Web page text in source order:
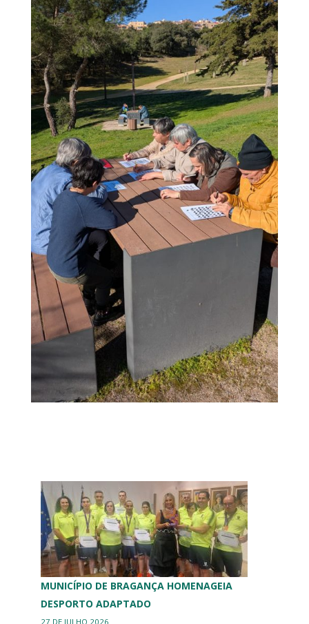
MUNICÍPIO DE BRAGANÇA HOMENAGEIA
DESPORTO ADAPTADO
27 DE JULHO 2026